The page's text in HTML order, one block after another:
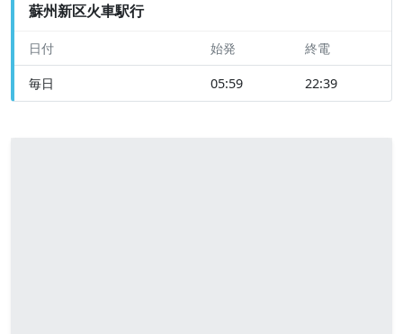
蘇州新区火車駅行
日付 始発 終電
毎日 05:59 22:39